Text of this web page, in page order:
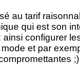
au tarif
qui est son
configurer
et par
;)